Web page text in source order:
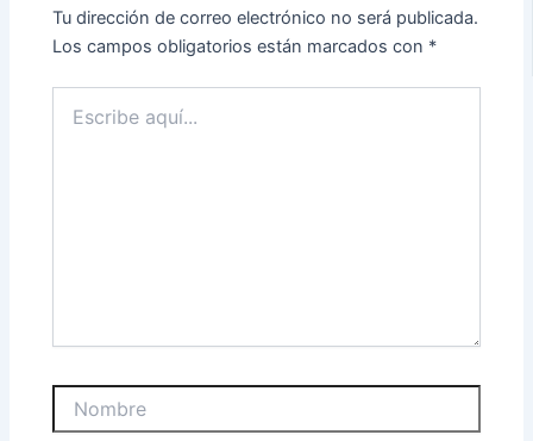
Tu dirección de correo electrónico no será publicada.
Los campos obligatorios están marcados con *
aquí...